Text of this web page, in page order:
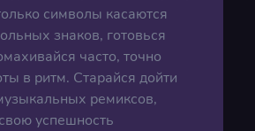
символы касаются
знаков, готовься
часто, точно
в ритм. Старайся дойти
ремиксов,
успешность